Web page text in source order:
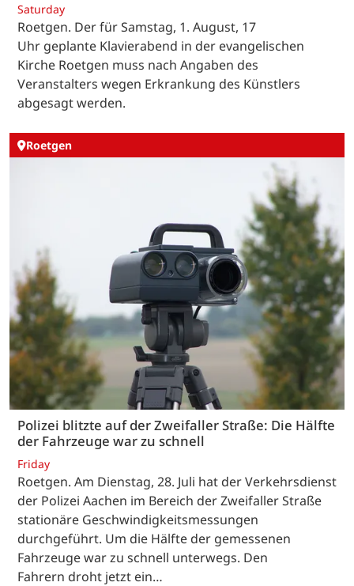
Saturday
Roetgen. Der für Samstag, 1. August, 17
Uhr geplante Klavierabend in der evangelischen
Kirche Roetgen muss nach Angaben des
Veranstalters wegen Erkrankung des Künstlers
abgesagt werden.
Roetgen
Polizei blitzte auf der Zweifaller Straße: Die Hälfte
der Fahrzeuge war zu schnell
Friday
Roetgen. Am Dienstag, 28. Juli hat der Verkehrsdienst
der Polizei Aachen im Bereich der Zweifaller Straße
stationäre Geschwindigkeitsmessungen
durchgeführt. Um die Hälfte der gemessenen
Fahrzeuge war zu schnell unterwegs. Den
Fahrern droht jetzt ein…